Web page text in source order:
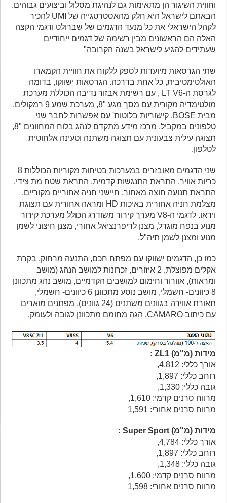
וחווית השיגור הן מתאימות גם לנהיגת מסלול וביצועים גבוהים.
הבאתם לישראל היא חלק מהאסטרטגייה של UMI להכיר
לקהל הישראלי את כל מנעד הדגמים של שברולט ודגמי הקצה
האלה הם הראשונים מבין רשימה של דגמים ייחודיים
שעתידים להגיע לישראל בשנה הקרובה"
שתי הגרסאות מיועדות לספק ללקוח את חוויית הקמארו
האולטימטיבית, כל אחת בדרכה. הגרסאות ישווקו, בדומה
לגרסת ה-LT V6 , עם רשימת אבזור נדיבה הכוללת מערכת
מולטימדיה מקורית עם מסך מגע "8, מערכת שמע 9 רמקולים,
מבית BOSE, קישוריות בלוטות' עם אפשרות לחבר שני
טלפונים במקביל, מרכז מידע מתקדם לנהג בלוח המחוונים "8,
תצוגה עילית צבעונית עם תצוגה משתנה וטעינה אלחוטית
לטלפון.
שני הדגמים מאובזרים במערכות בטיחות מקוריות הכוללות 8
כריות אוויר, התראת התנגשות קדמית, התראת שטח מת צידי,
התראת תנועה חוצה מאחור, חיישני חניה אחוריים מקוריים,
מצלמת חניה אחורית באיכות HD ומראה אחורית עם תצוגת
וידאו. לדגמי ה-V8 מערך קירור משודרג הכולל מערכת קירור
מנוע בנפח מוגדל, מצנן לדיפרנציאל אחורי, מצנן חיצוני לשמן
מנוע ומצנן לשמן תיה"ל.
כמו כן, הדגמים ישווקו עם מפתח חכם, התנעה מרחוק, בקרת
אקלים מפוצלת, 2 איזורים, זכרונות למושב הנהג (מושב
ומראות), אוורור וחימום למושבים הקדמיים, מושב נהג מתכוונן
8 כיוונים- חשמלי, מושב נוסע מתכוונן 6 כיוונים- חשמלי,
תאורת אווירה בגוונים משתנים (24 גוונים), מפתנים מוארים
עם כיתוב CAMARO, הגה מחומם מתכוונן לגובה ולעומק.
מידות (מ"מ) ZL1 :
אורך כללי: 4,812,
רוחב כללי: 1,897,
גובה כללי: 1,330,
מרווח סרנים קדמי: 1,610,
מרווח סרנים אחורי: 1,591
מידות (מ"מ) Super Sport :
אורך כללי: 4,784,
רוחב כללי: 1,897,
גובה כללי: 1,348,
מרווח סרנים קדמי: 1,600,
מרווח סרנים אחורי: 1,598